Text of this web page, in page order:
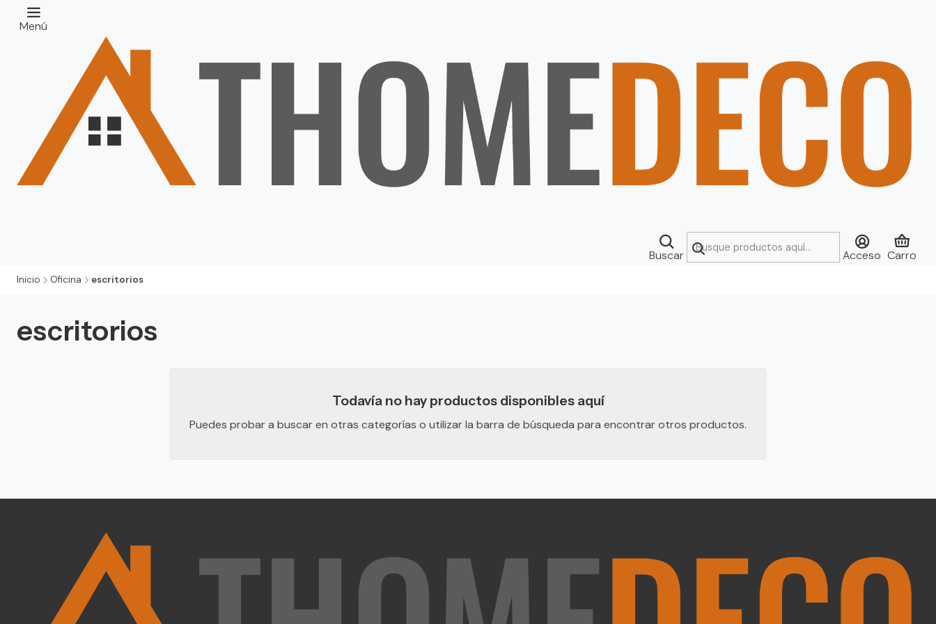
Menú
Buscar Acceso Carro
Inicio Oficina escritorios
escritorios
Todavía no hay productos disponibles aquí
Puedes probar a buscar en otras categorías o utilizar la barra de búsqueda para encontrar otros productos.